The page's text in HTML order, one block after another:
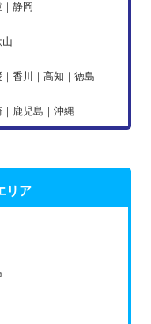
静岡
香川｜高知｜徳島
鹿児島｜沖縄
リア